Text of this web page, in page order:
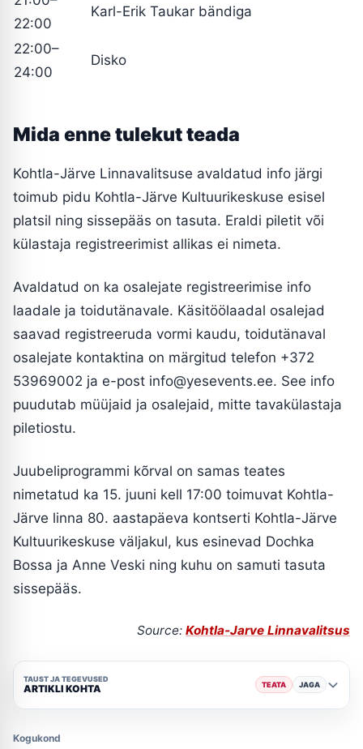
22:00
Karl-Erik Taukar bändiga
22:00–
24:00
Disko
Mida enne tulekut teada
Kohtla-Järve Linnavalitsuse avaldatud info järgi
toimub pidu Kohtla-Järve Kultuurikeskuse esisel
platsil ning sissepääs on tasuta. Eraldi piletit või
külastaja registreerimist allikas ei nimeta.
Avaldatud on ka osalejate registreerimise info
laadale ja toidutänavale. Käsitöölaadal osalejad
saavad registreeruda vormi kaudu, toidutänaval
osalejate kontaktina on märgitud telefon +372
53969002 ja e-post info@yesevents.ee. See info
puudutab müüjaid ja osalejaid, mitte tavakülastaja
piletiostu.
Juubeliprogrammi kõrval on samas teates
nimetatud ka 15. juuni kell 17:00 toimuvat Kohtla-
Järve linna 80. aastapäeva kontserti Kohtla-Järve
Kultuurikeskuse väljakul, kus esinevad Dochka
Bossa ja Anne Veski ning kuhu on samuti tasuta
sissepääs.
Source: Kohtla-Jarve Linnavalitsus
TAUST JA TEGEVUSED
ARTIKLI KOHTA TEATA JAGA
Kogukond